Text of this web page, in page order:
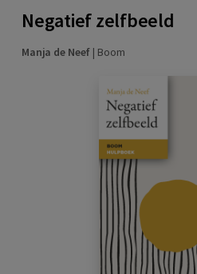
Negatief zelfbeeld
Manja de Neef | Boom